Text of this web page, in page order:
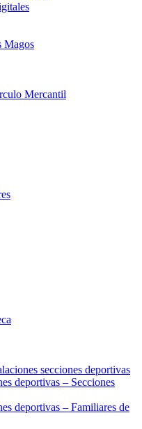
Magos
Mercantil
secciones deportivas
deportivas – Secciones
deportivas – Familiares de